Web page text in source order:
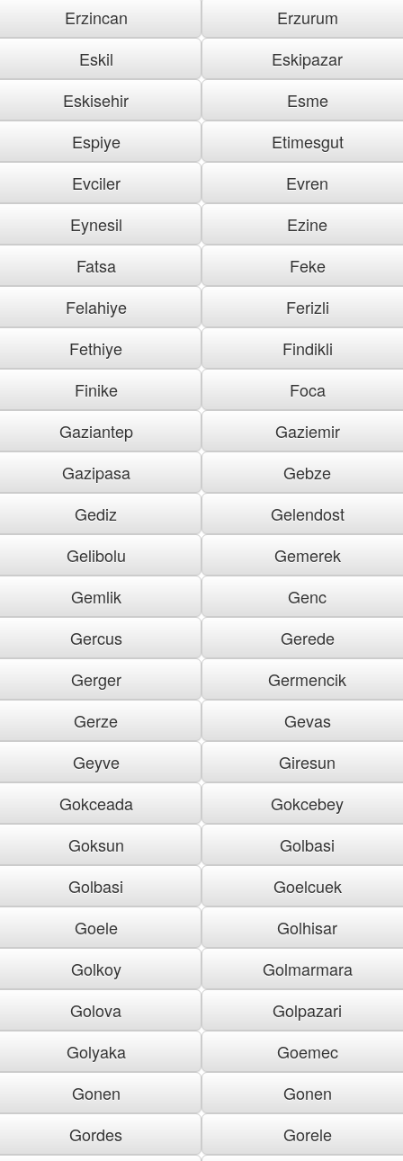
Erzincan
Erzurum
Eskil
Eskipazar
Eskisehir
Esme
Espiye
Etimesgut
Evciler
Evren
Eynesil
Ezine
Fatsa
Feke
Felahiye
Ferizli
Fethiye
Findikli
Finike
Foca
Gaziantep
Gaziemir
Gazipasa
Gebze
Gediz
Gelendost
Gelibolu
Gemerek
Gemlik
Genc
Gercus
Gerede
Gerger
Germencik
Gerze
Gevas
Geyve
Giresun
Gokceada
Gokcebey
Goksun
Golbasi
Golbasi
Goelcuek
Goele
Golhisar
Golkoy
Golmarmara
Golova
Golpazari
Golyaka
Goemec
Gonen
Gonen
Gordes
Gorele